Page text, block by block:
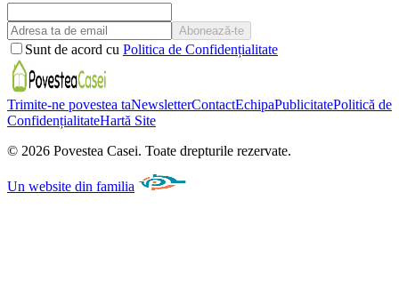
Abonează-te
Sunt de acord cu Politica de Confidențialitate
Trimite-ne povestea taNewsletterContactEchipaPublicitatePolitică de
ConfidențialitateHartă Site
© 2026 Povestea Casei. Toate drepturile rezervate.
Un website din familia